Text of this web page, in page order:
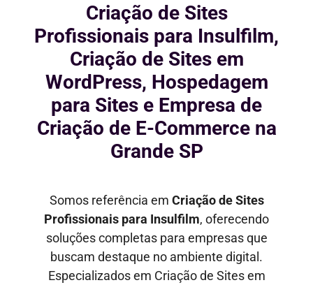
Criação de Sites
Profissionais para Insulfilm,
Criação de Sites em
WordPress, Hospedagem
para Sites e Empresa de
Criação de E-Commerce na
Grande SP
Somos referência em Criação de Sites
Profissionais para Insulfilm, oferecendo
soluções completas para empresas que
buscam destaque no ambiente digital.
Especializados em Criação de Sites em